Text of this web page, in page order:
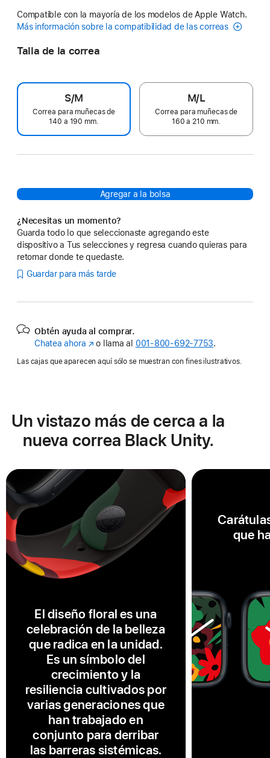
Compatible con la mayoría de los modelos de Apple Watch.
Más información sobre la compatibilidad de las correas
Talla de la correa
S/M
Correa para muñecas de
140 a 190 mm.
M/L
Correa para muñecas de
160 a 210 mm.
Agregar a la bolsa
¿Necesitas un momento?
Guarda todo lo que seleccionaste agregando este
dispositivo a Tus selecciones y regresa cuando quieras para
retomar donde te quedaste.
Guardar para más tarde
Obtén ayuda al comprar.
Chatea ahora (se
en
o llama al 001‑800‑692‑7753.
Las cajas que aparecen aquí sólo se muestran con fines ilustrativos.
Un vistazo más de cerca a la
nueva correa Black Unity.
El diseño floral es una
celebración de la belleza
que radica en la unidad.
Es un símbolo del
crecimiento y la
resiliencia cultivados por
varias generaciones que
han trabajado en
conjunto para derribar
las barreras sistémicas.
que